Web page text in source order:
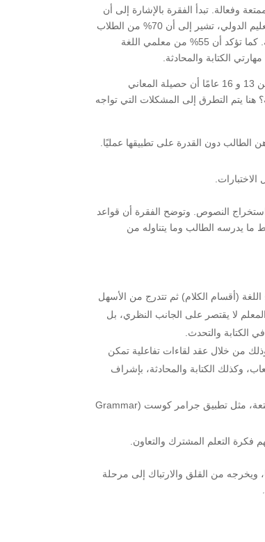
وفعالة. تبدأ الفقرة بالإشارة إلى أن
قواعد اللغة الإنجليزية قد تبدو رحلة شاقة، لكنها ضرورية. وتستند إلى دراسة صادرة عن معهد التعليم الدولي، تشير إلى أن 70% من الطلاب
الذين درسوا اللغة الإنجليزية بانتظام يواجهون صعوبات في التواصل بسبب عدم إتقان قواعد اللغة. كما تؤكد أن 55% من معلمي اللغة
الكتابة والمحادثة.
تنتقل الفقرة لتسليط الضوء على المفارقة: لماذا يعتقد العديد من الطلاب الذين تتراوح أعمارهم بين 13 و 16 عامًا أن حصيلة المعاني
هنا يتم التطرق إلى المشكلات التي تواجه
دون القدرة على تطبيقها عمليًا.
النصوص. وتوضح الفقرة أن قواعد
يدرسه الطالب وما يتناوله من
(أقسام الكلام) ثم تتدرج من الأسهل
لا يقتصر على الجانب النظري، بل
الكتابة والتحدث.
وذلك من خلال عقد لقاءات تفاعلية تمكن
وكذلك الكتابة والمحادثة، بإشراف
الألعاب التعليمية: التي توفر تحديات ممتعة للطالب، تجعله يحب المادة وينسجم معها ويتعلم بمتعة، مثل تطبيق جرامر كوست (Grammar
فكرة التعلم المشترك والتعاون.
ويخرجه من القلق والارتباك إلى مرحلة